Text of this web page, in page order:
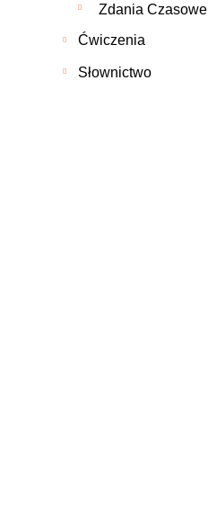
Zdania Czasowe
Ćwiczenia
Słownictwo